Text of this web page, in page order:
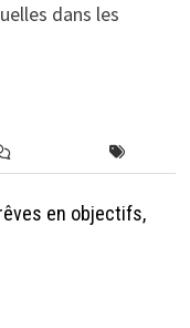
dans les
en objectifs,